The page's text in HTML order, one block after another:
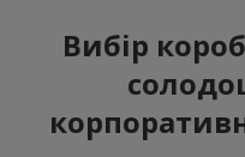
Вибір